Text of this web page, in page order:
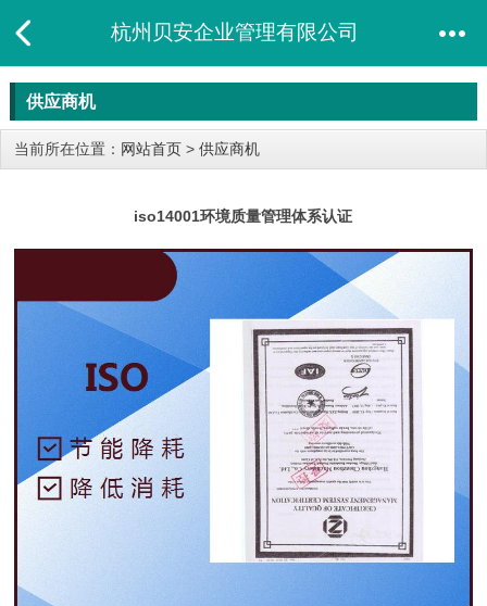
杭州贝安企业管理有限公司
供应商机
当前所在位置： 网站首页 > 供应商机
iso14001环境质量管理体系认证